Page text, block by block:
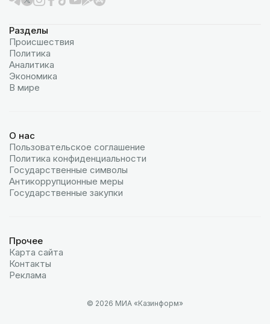
Разделы
Происшествия
Политика
Аналитика
Экономика
В мире
О нас
Пользовательское соглашение
Политика конфиденциальности
Государственные символы
Антикоррупционные меры
Государственные закупки
Прочее
Карта сайта
Контакты
Реклама
© 2026 МИА «Казинформ»